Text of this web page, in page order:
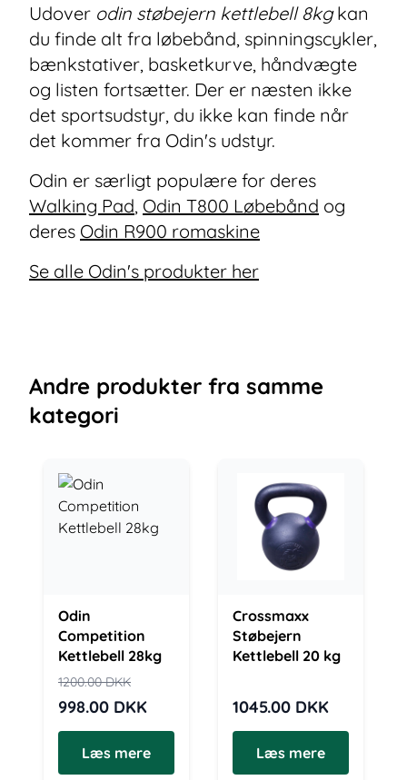
Udover odin støbejern kettlebell 8kgkan
du finde alt fra løbebånd, spinningscykler,
bænkstativer, basketkurve, håndvægte
og listen fortsætter. Der er næsten ikke
det sportsudstyr, du ikke kan finde når
det kommer fra Odin's udstyr.
Odin er særligt populære for deres
Walking Pad, Odin T800 Løbebånd og
deres Odin R900 romaskine
Se alle Odin's produkter her
Andre produkter fra samme
kategori
Odin
Competition
Kettlebell 28kg
1200.00DKK
998.00 DKK
Læs mere
Crossmaxx
Støbejern
Kettlebell 20 kg
1045.00 DKK
Læs mere